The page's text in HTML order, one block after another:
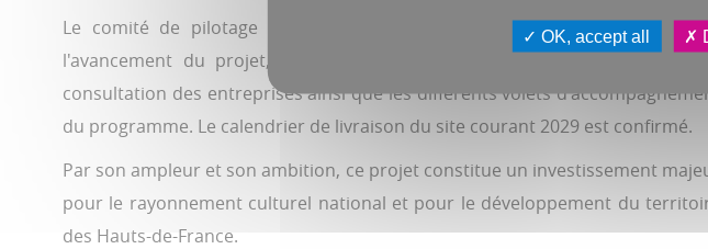
Le comité de pilotage a également permis de faire un point d'étape
l'avancement du projet, son calendrier opérationnel, la préparation de
consultation des entreprises ainsi que les différents volets
du programme. Le calendrier de livraison du site courant 2029 est confirmé.
Par son ampleur et son ambition, ce projet constitue un investissement
pour le rayonnement culturel national et pour le développement du
des Hauts-de-France.
OK, accept all